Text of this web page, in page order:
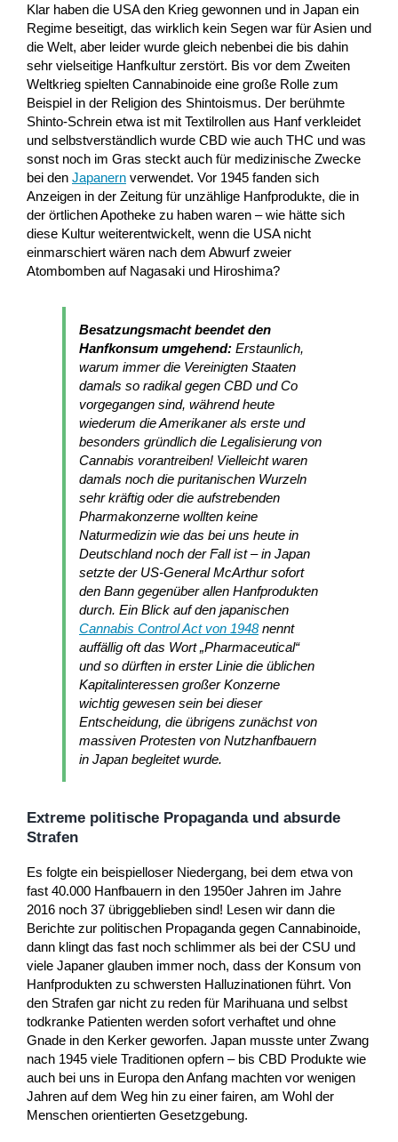
Klar haben die USA den Krieg gewonnen und in Japan ein
Regime beseitigt, das wirklich kein Segen war für Asien und
die Welt, aber leider wurde gleich nebenbei die bis dahin
sehr vielseitige Hanfkultur zerstört. Bis vor dem Zweiten
Weltkrieg spielten Cannabinoide eine große Rolle zum
Beispiel in der Religion des Shintoismus. Der berühmte
Shinto-Schrein etwa ist mit Textilrollen aus Hanf verkleidet
und selbstverständlich wurde CBD wie auch THC und was
sonst noch im Gras steckt auch für medizinische Zwecke
bei den Japanern verwendet. Vor 1945 fanden sich
Anzeigen in der Zeitung für unzählige Hanfprodukte, die in
der örtlichen Apotheke zu haben waren – wie hätte sich
diese Kultur weiterentwickelt, wenn die USA nicht
einmarschiert wären nach dem Abwurf zweier
Atombomben auf Nagasaki und Hiroshima?
Besatzungsmacht beendet den
Hanfkonsum umgehend: Erstaunlich,
warum immer die Vereinigten Staaten
damals so radikal gegen CBD und Co
vorgegangen sind, während heute
wiederum die Amerikaner als erste und
besonders gründlich die Legalisierung von
Cannabis vorantreiben! Vielleicht waren
damals noch die puritanischen Wurzeln
sehr kräftig oder die aufstrebenden
Pharmakonzerne wollten keine
Naturmedizin wie das bei uns heute in
Deutschland noch der Fall ist – in Japan
setzte der US-General McArthur sofort
den Bann gegenüber allen Hanfprodukten
durch. Ein Blick auf den japanischen
Cannabis Control Act von 1948nennt
auffällig oft das Wort „Pharmaceutical“
und so dürften in erster Linie die üblichen
Kapitalinteressen großer Konzerne
wichtig gewesen sein bei dieser
Entscheidung, die übrigens zunächst von
massiven Protesten von Nutzhanfbauern
in Japan begleitet wurde.
Extreme politische Propaganda und absurde
Strafen
Es folgte ein beispielloser Niedergang, bei dem etwa von
fast 40.000 Hanfbauern in den 1950er Jahren im Jahre
2016 noch 37 übriggeblieben sind! Lesen wir dann die
Berichte zur politischen Propaganda gegen Cannabinoide,
dann klingt das fast noch schlimmer als bei der CSU und
viele Japaner glauben immer noch, dass der Konsum von
Hanfprodukten zu schwersten Halluzinationen führt. Von
den Strafen gar nicht zu reden für Marihuana und selbst
todkranke Patienten werden sofort verhaftet und ohne
Gnade in den Kerker geworfen. Japan musste unter Zwang
nach 1945 viele Traditionen opfern – bis CBD Produkte wie
auch bei uns in Europa den Anfang machten vor wenigen
Jahren auf dem Weg hin zu einer fairen, am Wohl der
Menschen orientierten Gesetzgebung.